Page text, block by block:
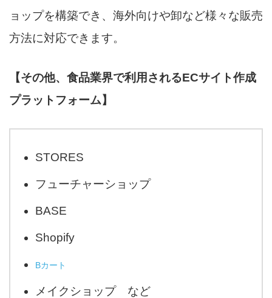
ョップを構築でき、海外向けや卸など様々な販売
方法に対応できます。
【その他、食品業界で利用されるECサイト作成
プラットフォーム】
STORES
フューチャーショップ
BASE
Shopify
Bカート
メイクショップ など